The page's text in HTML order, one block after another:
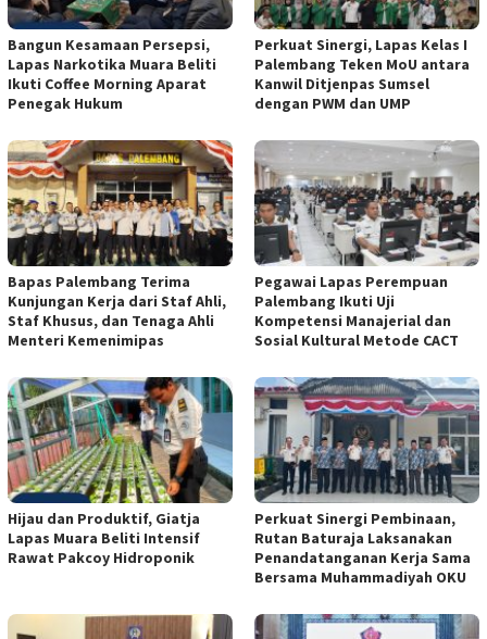
Bangun Kesamaan Persepsi,
Lapas Narkotika Muara Beliti
Ikuti Coffee Morning Aparat
Penegak Hukum
Perkuat Sinergi, Lapas Kelas I
Palembang Teken MoU antara
Kanwil Ditjenpas Sumsel
dengan PWM dan UMP
Bapas Palembang Terima
Kunjungan Kerja dari Staf Ahli,
Staf Khusus, dan Tenaga Ahli
Menteri Kemenimipas
Pegawai Lapas Perempuan
Palembang Ikuti Uji
Kompetensi Manajerial dan
Sosial Kultural Metode CACT
Hijau dan Produktif, Giatja
Lapas Muara Beliti Intensif
Rawat Pakcoy Hidroponik
Perkuat Sinergi Pembinaan,
Rutan Baturaja Laksanakan
Penandatanganan Kerja Sama
Bersama Muhammadiyah OKU